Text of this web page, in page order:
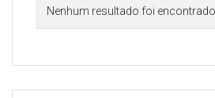
Nenhum resultado foi encontrado.